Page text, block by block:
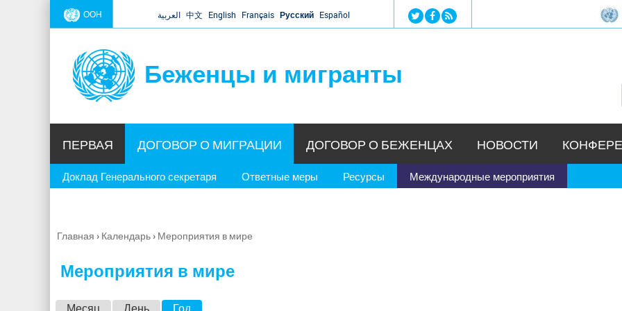
Jump to navigation
ООН العربية 中文 English Français Русский Español
Беженцы и мигранты
ПЕРВАЯ ДОГОВОР О МИГРАЦИИ
Доклад Генерального секретаря Ответные меры Ресурсы Международные мероприятия
ДОГОВОР О БЕЖЕНЦАХ НОВОСТИ
Вы
Главная › Календарь› Мероприятия в мире
Мероприятия в мире